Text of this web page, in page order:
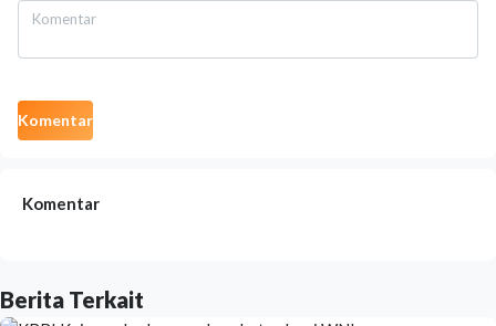
Komentar
Komentar
Berita Terkait